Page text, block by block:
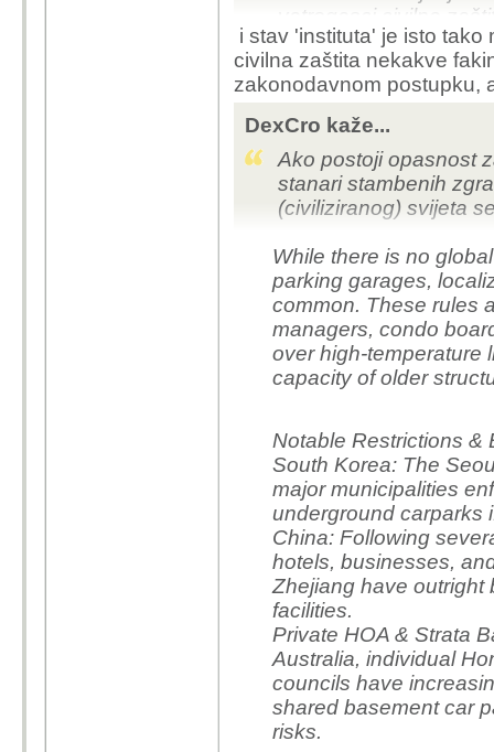
vatrogasci civilne
i stav 'instituta' je isto tako
civilna zaštita nekakve
zakonodavnom postupku,
DexCro kaže...
Ako postoji opasnost
stanari stambenih
(civiliziranog) svijeta
While there is no
parking garages,
common. These rules
managers, condo
over high-temperature
capacity of older
Notable Restrictions &
South Korea: The
major municipalities
underground carparks
China: Following
hotels, businesses,
Zhejiang have outright
facilities.
Private HOA & Strata
Australia, individual
councils have
shared basement car
risks.